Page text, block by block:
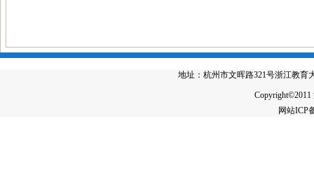
地址：杭州市文晖路321号浙江教育
Copyright©2011
网站ICP